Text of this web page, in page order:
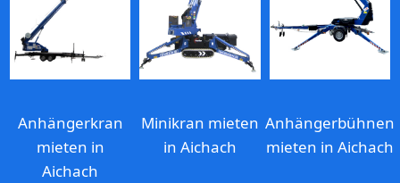
Anhängerkran
mieten in
Aichach
Minikran mieten
in Aichach
Anhängerbühnen
mieten in Aichach